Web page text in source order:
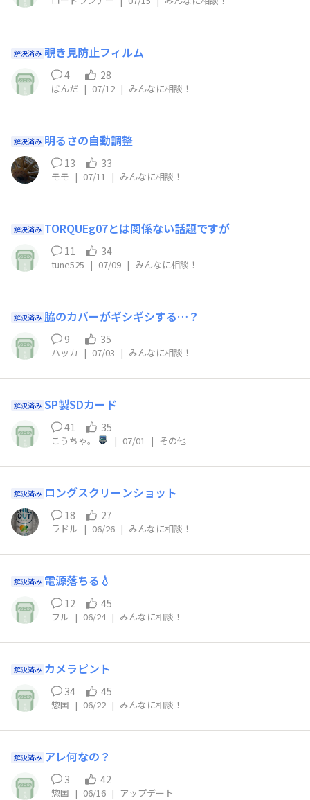
解決済み 覗き見防止フィルム
4 28
ぱんだ | 07/12 | みんなに相談！
解決済み 明るさの自動調整
13 33
モモ | 07/11 | みんなに相談！
解決済み TORQUEg07とは関係ない話題ですが
11 34
tune525 | 07/09 | みんなに相談！
解決済み 脇のカバーがギシギシする…？
9 35
ハッカ | 07/03 | みんなに相談！
解決済み SP製SDカード
41 35
こうちゃ。 | 07/01 | その他
解決済み ロングスクリーンショット
18 27
ラドル | 06/26 | みんなに相談！
解決済み 電源落ちる💧
12 45
フル | 06/24 | みんなに相談！
解決済み カメラピント
34 45
惣国 | 06/22 | みんなに相談！
解決済み アレ何なの？
3 42
惣国 | 06/16 | アップデート